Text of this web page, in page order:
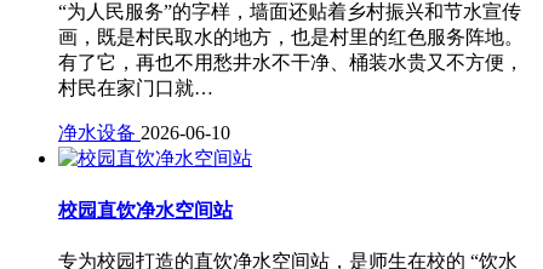
“为人民服务”的字样，墙面还贴着乡村振兴和节水宣传
画，既是村民取水的地方，也是村里的红色服务阵地。
有了它，再也不用愁井水不干净、桶装水贵又不方便，
村民在家门口就…
净水设备 2026-06-10
校园直饮净水空间站
专为校园打造的直饮净水空间站，是师生在校的 “饮水